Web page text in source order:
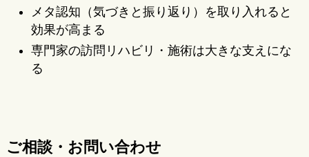
メタ認知（気づきと振り返り）を取り入れると
効果が高まる
専門家の訪問リハビリ・施術は大きな支えにな
る
ご相談・お問い合わせ